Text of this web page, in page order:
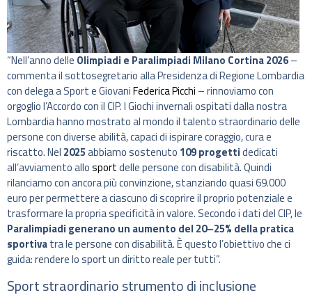
“Nell’anno delle Olimpiadi e Paralimpiadi Milano Cortina 2026–
commenta il sottosegretario alla Presidenza di Regione Lombardia
con delega a Sport e GiovaniFederica Picchi – rinnoviamo con
orgoglio l’Accordo con il CIP. I Giochi invernali ospitati dalla nostra
Lombardia hanno mostrato al mondo il talento straordinario delle
persone con diverse abilità, capaci di ispirare coraggio, cura e
riscatto. Nel 2025abbiamo sostenuto 109 progettidedicati
all’avviamento allosportdelle persone con disabilità. Quindi
rilanciamo con ancora più convinzione, stanziando quasi 69.000
euro per permettere a ciascuno di scoprire il proprio potenziale e
trasformare la propria specificità in valore. Secondo i dati del CIP, le
Paralimpiadi generano un aumento del 20–25% della pratica
sportivatra le persone con disabilità. È questo l’obiettivo che ci
guida: rendere lo sport un diritto reale per tutti”.
Sport straordinario strumento di inclusione